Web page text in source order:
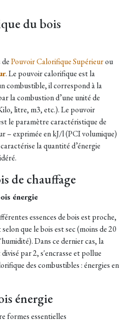
du bois
Pouvoir Calorifique Supérieurou
. Le pouvoir calorifique est la
combustible, il correspond à la
la combustion d’une unité de
litre, m3, etc.). Le pouvoir
le paramètre caractéristique de
– exprimée en kJ/l (PCI volumique)
la quantité d’énergie
de chauffage
énergie
essences de bois est proche,
que le bois est sec (moins de 20
Dans ce dernier cas, la
par 2, s'encrasse et pollue
des combustibles : énergies en
énergie
formes essentielles